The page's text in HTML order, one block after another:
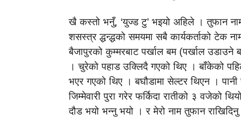
खै कस्तो भनुँ, ‘युज्ड टु’ भइयो अहिले । तुफान
शसस्त्र द्धन्द्धको समयमा सबै कार्यकर्ताको टेक
बैजापुरको कुम्मरबाट पर्खाल बम (पर्खाल उडाउने
। चुरेको पहाड उक्लिदै गएको थिए । बाँकेको
भएर गएको थिए । बघौडामा सेल्टर थिएन ।
जिम्मेवारी पुरा गरेर फर्किदा रातीको ३ वजेको
दौड भयो भन्नु भयो । र मेरो नाम तुफान